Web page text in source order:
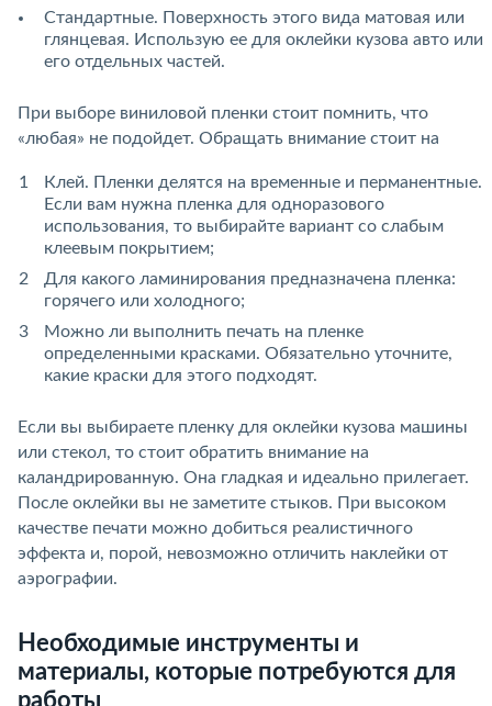
Стандартные. Поверхность этого вида матовая или
глянцевая. Использую ее для оклейки кузова авто или
его отдельных частей.
При выборе виниловой пленки стоит помнить, что
«любая» не подойдет. Обращать внимание стоит на
Клей. Пленки делятся на временные и перманентные.
Если вам нужна пленка для одноразового
использования, то выбирайте вариант со слабым
клеевым покрытием;
Для какого ламинирования предназначена пленка:
горячего или холодного;
Можно ли выполнить печать на пленке
определенными красками. Обязательно уточните,
какие краски для этого подходят.
Если вы выбираете пленку для оклейки кузова машины
или стекол, то стоит обратить внимание на
каландрированную. Она гладкая и идеально прилегает.
После оклейки вы не заметите стыков. При высоком
качестве печати можно добиться реалистичного
эффекта и, порой, невозможно отличить наклейки от
аэрографии.
Необходимые инструменты и
материалы, которые потребуются для
работы